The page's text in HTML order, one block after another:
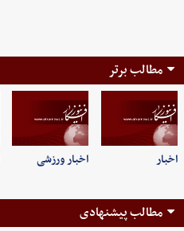
مطالب برتر
اخبار اخبار ورزشی
مطالب پیشنهادی